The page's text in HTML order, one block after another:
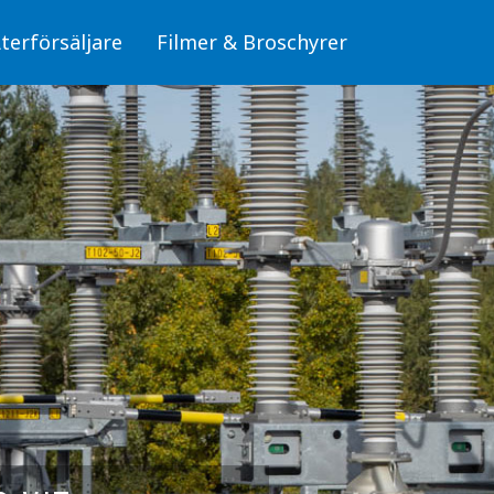
miljö och säkerhet
och
trafik
Fiber/OPTO
Skyltar för fiber (OPTO)
Stolpar för fiber (OPTO)
Filmer & Broschyrer
Skyltar
Skyltar för elanläggningar
Fiber/OPTO
Luftledning/Sambyggnad
Skyltar för hälsa, miljö och säkerhet
Skyltar för Fordonsladdning
Sjöfart, Kraftverksdammar och Pegelskalor